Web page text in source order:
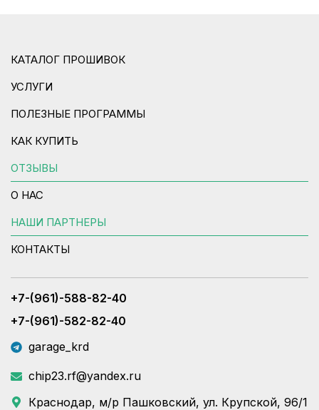
КАТАЛОГ ПРОШИВОК
УСЛУГИ
ПОЛЕЗНЫЕ ПРОГРАММЫ
КАК КУПИТЬ
ОТЗЫВЫ
О НАС
НАШИ ПАРТНЕРЫ
КОНТАКТЫ
+7-(961)-588-82-40
+7-(961)-582-82-40
garage_krd
chip23.rf@yandex.ru
Краснодар, м/р Пашковский, ул. Крупской, 96/1